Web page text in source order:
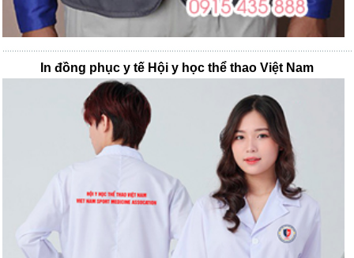
In đồng phục y tế Hội y học thể thao Việt Nam